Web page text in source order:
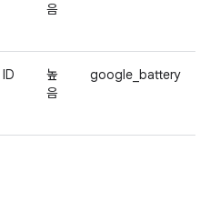
음
ID
높
음
google_battery